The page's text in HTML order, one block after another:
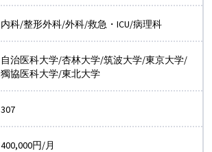
内科/整形外科/外科/救急・ICU/病理科
自治医科大学/杏林大学/筑波大学/東京大学/
獨協医科大学/東北大学
307
400,000円/月